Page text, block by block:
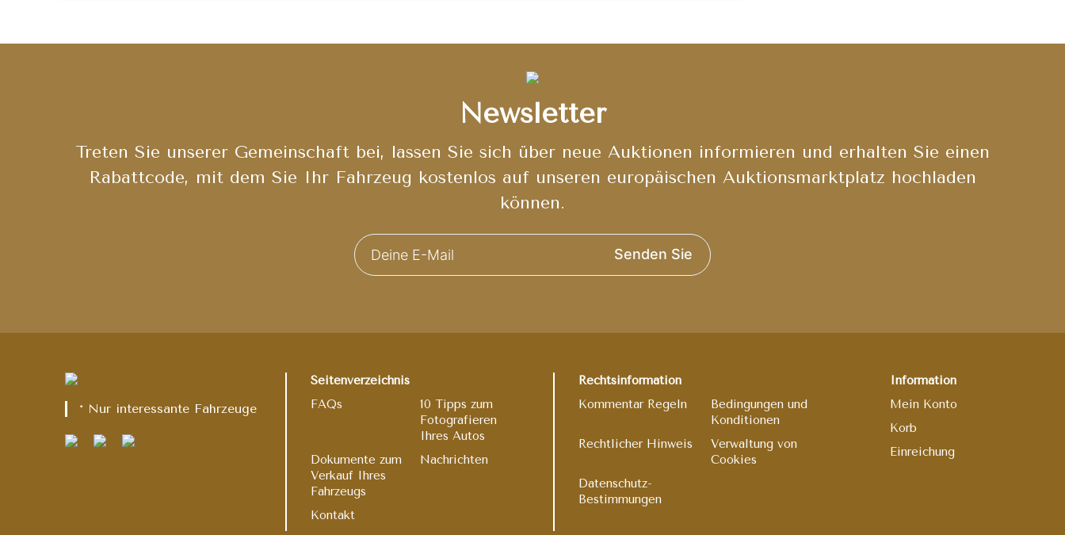
Newsletter
Treten Sie unserer Gemeinschaft bei, lassen Sie sich über neue Auktionen informieren und erhalten Sie einen
Rabattcode, mit dem Sie Ihr Fahrzeug kostenlos auf unseren europäischen Auktionsmarktplatz hochladen
können.
Senden Sie
* Nur interessante Fahrzeuge
Seitenverzeichnis
FAQs
10 Tipps zum
Fotografieren
Ihres Autos
Dokumente zum
Verkauf Ihres
Fahrzeugs
Nachrichten
Kontakt
Rechtsinformation
Kommentar Regeln
Bedingungen und
Konditionen
Rechtlicher Hinweis
Verwaltung von
Cookies
Datenschutz-
Bestimmungen
Information
Mein Konto
Korb
Einreichung